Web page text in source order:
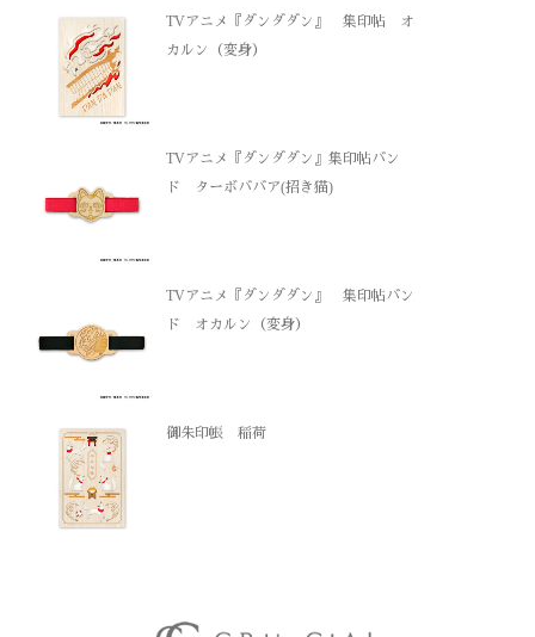
TVアニメ『ダンダダン』 集印帖 オ
カルン（変身）
TVアニメ『ダンダダン』集印帖バン
ド ターボババア(招き猫)
TVアニメ『ダンダダン』 集印帖バン
ド オカルン（変身）
御朱印帳 稲荷